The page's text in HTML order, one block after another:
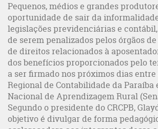
Pequenos, médios e grandes
oportunidade de sair da
legislações previdenciárias e
de serem penalizados pelos órgãos
de direitos relacionados à
dos benefícios proporcionados pelo
a ser firmado nos próximos dias entre
Regional de Contabilidade da Paraíba
Nacional de Aprendizagem Rural
Segundo o presidente do CRCPB,
objetivo é divulgar de forma